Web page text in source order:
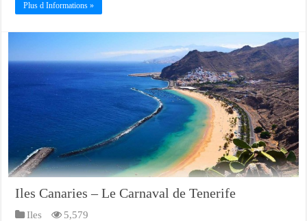
Plus d Informations »
Iles Canaries – Le Carnaval de Tenerife
Iles 5,579